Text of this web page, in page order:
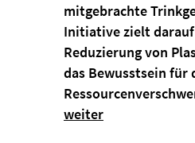
mitgebrachte
Initiative zielt
Reduzierung von
das Bewusstsein für
weiter